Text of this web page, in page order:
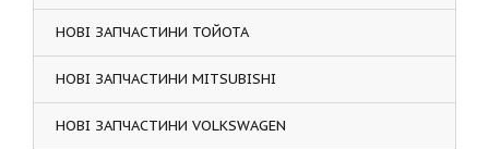
НОВІ ЗАПЧАСТИНИ ТОЙОТА
НОВІ ЗАПЧАСТИНИ MITSUBISHI
НОВІ ЗАПЧАСТИНИ VOLKSWAGEN